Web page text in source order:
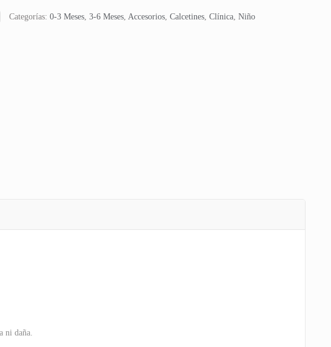
Categorías: 0-3 Meses, 3-6 Meses, Accesorios, Calcetines, Clínica, Niño
ni daña.